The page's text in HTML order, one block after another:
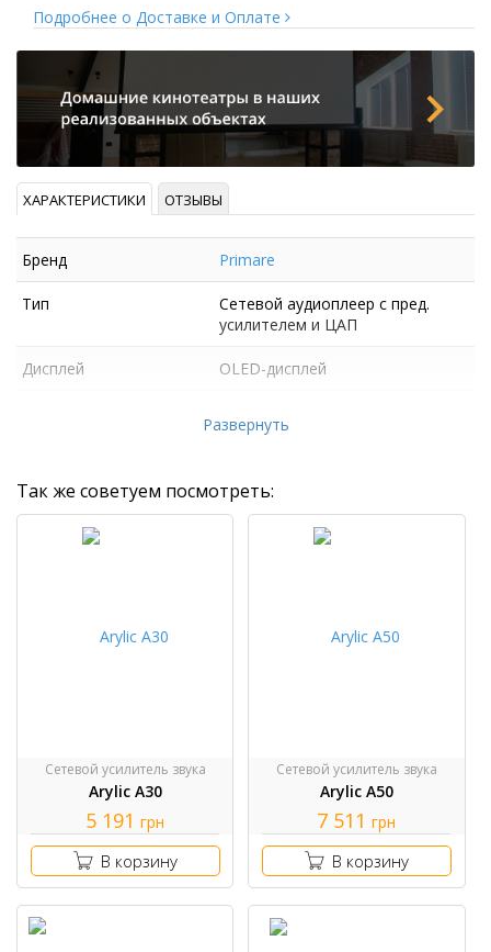
Подробнее о Доставке и Оплате
ХАРАКТЕРИСТИКИ ОТЗЫВЫ
Бренд Primare
Тип
Сетевой аудиоплеер с пред.
усилителем и ЦАП
Дисплей OLED-дисплей
Развернуть
Так же советуем посмотреть:
Сетевой усилитель звука
Arylic A30
5 191 грн
В корзину
Сетевой усилитель звука
Arylic A50
7 511 грн
В корзину